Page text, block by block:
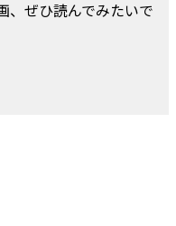
、ぜひ読んでみたいで